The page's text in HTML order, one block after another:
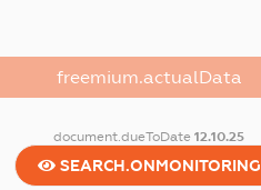
freemium.actualData
document.dueToDate12.10.25
SEARCH.ONMONITORING